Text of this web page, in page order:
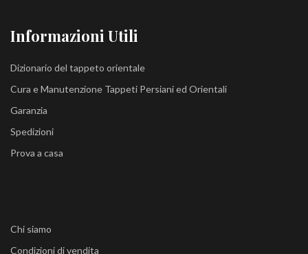
Informazioni Utili
Dizionario del tappeto orientale
Cura e Manutenzione Tappeti Persiani ed Orientali
Garanzia
Spedizioni
Prova a casa
Chi siamo
Condizioni di vendita